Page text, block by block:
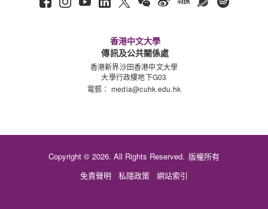
香港中文大學
傳訊及公共關係處
香港新界沙田香港中文大學
大學行政樓地下G03
電郵： media@cuhk.edu.hk
Copyright © 2026. All Rights Reserved. 版權所有
免責聲明
私隱政策 網站索引